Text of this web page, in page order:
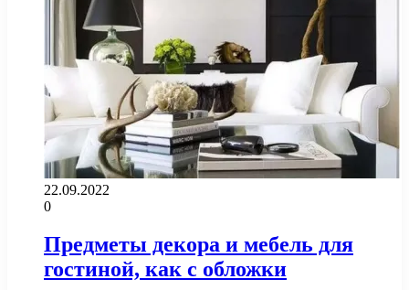
22.09.2022
0
Предметы декора и мебель для
гостиной, как с обложки